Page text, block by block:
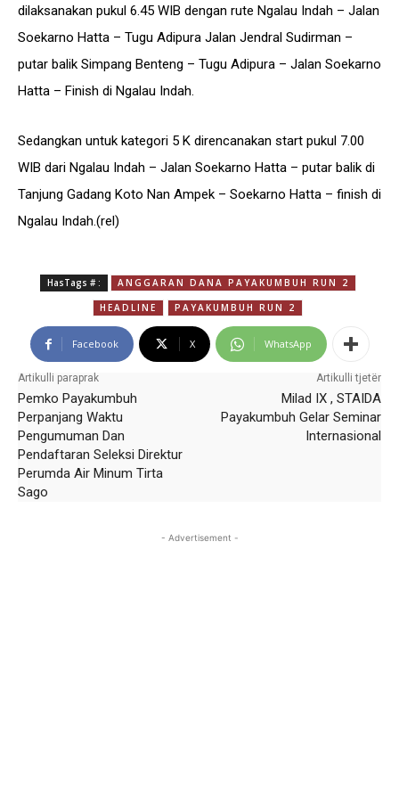
dilaksanakan pukul 6.45 WIB dengan rute Ngalau Indah – Jalan
Soekarno Hatta – Tugu Adipura Jalan Jendral Sudirman –
putar balik Simpang Benteng – Tugu Adipura – Jalan Soekarno
Hatta – Finish di Ngalau Indah.
Sedangkan untuk kategori 5 K direncanakan start pukul 7.00
WIB dari Ngalau Indah – Jalan Soekarno Hatta – putar balik di
Tanjung Gadang Koto Nan Ampek – Soekarno Hatta – finish di
Ngalau Indah.(rel)
HasTags # :
ANGGARAN DANA PAYAKUMBUH RUN 2
HEADLINE
PAYAKUMBUH RUN 2
Facebook X WhatsApp
Artikulli paraprak
Pemko Payakumbuh
Perpanjang Waktu
Pengumuman Dan
Pendaftaran Seleksi Direktur
Perumda Air Minum Tirta
Sago
Artikulli tjetër
Milad IX , STAIDA
Payakumbuh Gelar Seminar
Internasional
- Advertisement -